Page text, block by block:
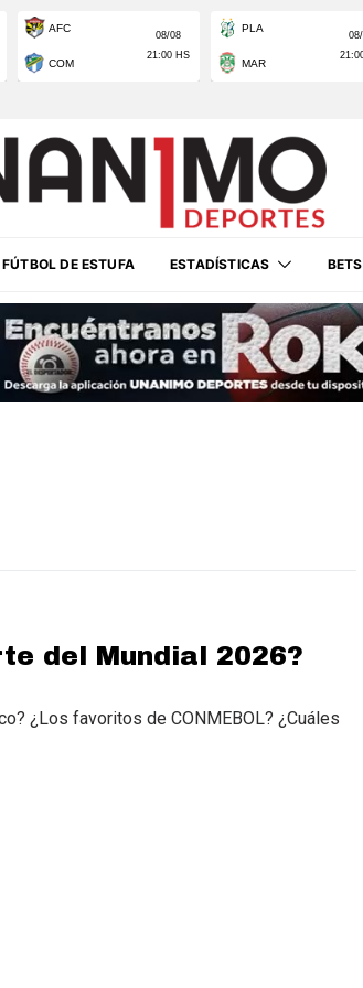
FÚTBOL DE ESTUFA ESTADÍSTICAS BETS
del Mundial 2026?
¿Los favoritos de CONMEBOL? ¿Cuáles